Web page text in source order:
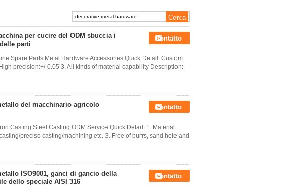
per cucire del ODM sbuccia i
parti
Contatto
Spare Parts Metal Hardware Accessories Quick Detail: Custom
precision:+/-0.05 3. All kinds of material capability Description:
del macchinario agricolo Contatto
Casting Steel Casting ODM Service Quick Detail: 1. Material:
precise casting/machining etc. 3. Free of burrs, sand hole and
ISO9001, ganci di gancio della
dello speciale AISI 316
Contatto